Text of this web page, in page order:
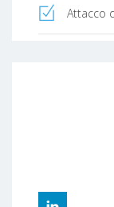
Attacco